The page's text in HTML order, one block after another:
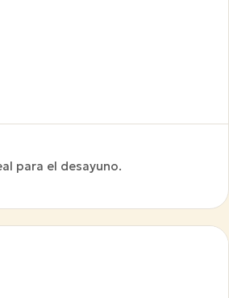
para el desayuno.